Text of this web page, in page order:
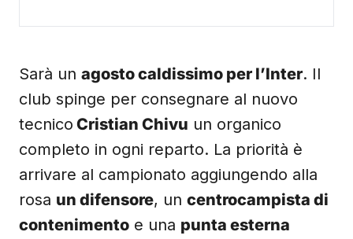
Sarà un agosto caldissimo per l’Inter. Il
club spinge per consegnare al nuovo
tecnico Cristian Chivu un organico
completo in ogni reparto. La priorità è
arrivare al campionato aggiungendo alla
rosa un difensore, un centrocampista di
contenimento e una punta esterna